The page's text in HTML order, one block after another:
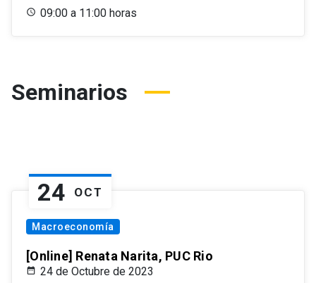
09:00 a 11:00 horas
Seminarios
24 OCT
Macroeconomía
[Online] Renata Narita, PUC Rio
24 de Octubre de 2023